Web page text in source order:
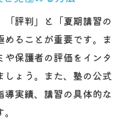
評判」と「夏期講習の
ることが重要です。ま
保護者の評価をインタ
しょう。また、塾の公式
実績、講習の具体的な